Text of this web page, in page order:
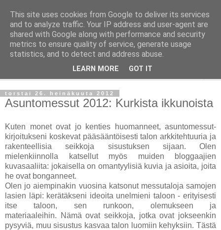
Taloja ja Toiveita
[ Sisustaa ] [ Remontoi ] [ Tuunaa ] [ Haaveilee ] [ Reissaa ]
torstai 26. heinäkuuta 2012
Asuntomessut 2012: Kurkista ikkunoista
Kuten monet ovat jo kenties huomanneet, asuntomessut-
kirjoitukseni koskevat pääsääntöisesti talon arkkitehtuuria ja
rakenteellisia seikkoja sisustuksen sijaan. Olen
mielenkiinnolla katsellut myös muiden bloggaajien
kuvasaaliita: jokaisella on omantyylisiä kuvia ja asioita, joita
he ovat bonganneet.
Olen jo aiempinakin vuosina katsonut messutaloja samojen
lasien läpi: kerätäkseni ideoita unelmieni taloon - erityisesti
itse taloon, sen runkoon, olemukseen ja
materiaaleihin. Nämä ovat seikkoja, jotka ovat jokseenkin
pysyviä, muu sisustus kasvaa talon luomiin kehyksiin. Tästä
This site uses cookies from Google to deliver its services
and to analyze traffic. Your IP address and user-agent are
shared with Google along with performance and security
metrics to ensure quality of service, generate usage
statistics, and to detect and address abuse.
LEARN MORE GOT IT